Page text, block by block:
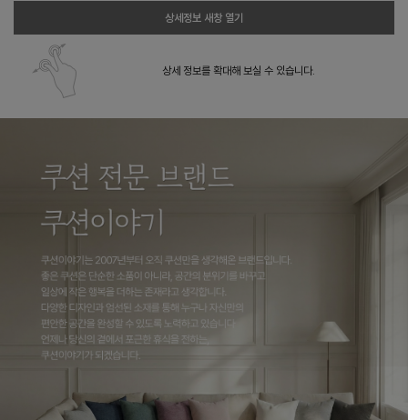
상세정보 새창 열기
상세 정보를 확대해 보실 수 있습니다.